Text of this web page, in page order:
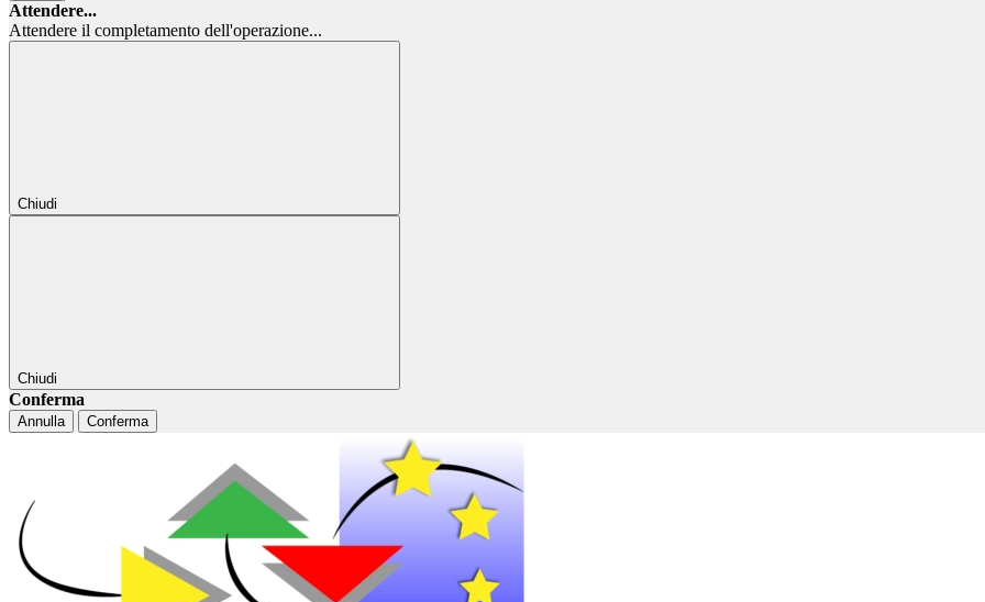
Attendere...
Attendere il completamento dell'operazione...
Chiudi
Chiudi
Conferma
Annulla Conferma